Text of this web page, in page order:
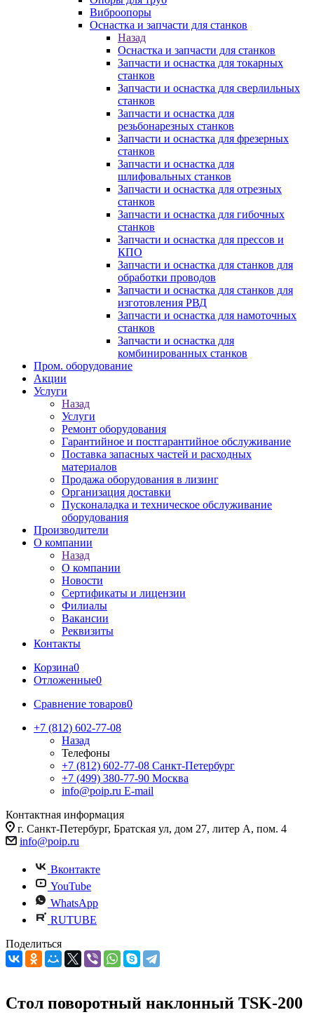
Виброопоры
Оснастка и запчасти для станков
Назад
Оснастка и запчасти для станков
Запчасти и оснастка для токарных
станков
Запчасти и оснастка для сверлильных
станков
Запчасти и оснастка для
резьбонарезных станков
Запчасти и оснастка для фрезерных
станков
Запчасти и оснастка для
шлифовальных станков
Запчасти и оснастка для отрезных
станков
Запчасти и оснастка для гибочных
станков
Запчасти и оснастка для прессов и
КПО
Запчасти и оснастка для станков для
обработки проводов
Запчасти и оснастка для станков для
изготовления РВД
Запчасти и оснастка для намоточных
станков
Запчасти и оснастка для
комбинированных станков
Пром. оборудование
Акции
Услуги
Назад
Услуги
Ремонт оборудования
Гарантийное и постгарантийное обслуживание
Поставка запасных частей и расходных
материалов
Продажа оборудования в лизинг
Организация доставки
Пусконаладка и техническое обслуживание
оборудования
Производители
О компании
Назад
О компании
Новости
Сертификаты и лицензии
Филиалы
Вакансии
Реквизиты
Контакты
Корзина0
Отложенные0
Сравнение товаров0
+7 (812) 602-77-08
Назад
Телефоны
+7 (812) 602-77-08 Санкт-Петербург
+7 (499) 380-77-90 Москва
info@poip.ru E-mail
Контактная информация
г. Санкт-Петербург, Братская ул, дом 27, литер А, пом. 4
info@poip.ru
Вконтакте
YouTube
WhatsApp
RUTUBE
Поделиться
Стол поворотный наклонный TSK-200